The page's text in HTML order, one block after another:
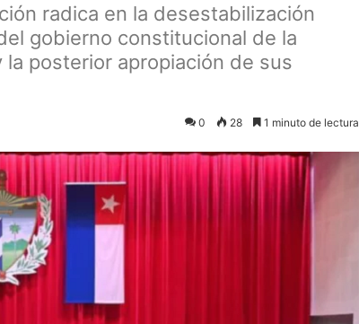
radica en la desestabilización
gobierno constitucional de la
la posterior apropiación de sus
0 28 1 minuto de lectura